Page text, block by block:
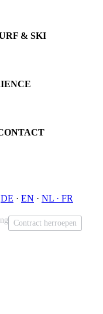
& SKI
Boards
DE · EN · NL · FR
Contract herroepen